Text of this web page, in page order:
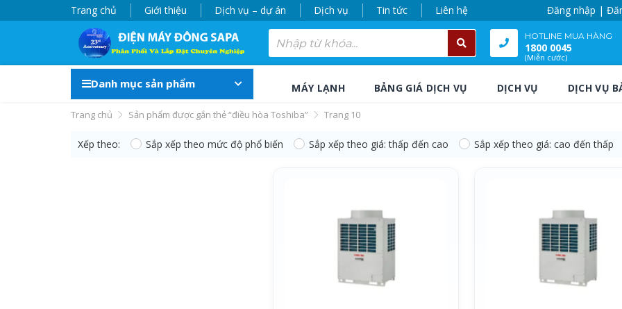
Trang chủ Giới thiệu Dịch vụ – dự án Dịch vụ Tin tức Liên hệ Đăng nhập |
HOTLINE MUA HÀNG
1800 0045
(Miễn cước)
Danh mục sản phẩm MÁY LẠNH BẢNG GIÁ DỊCH VỤ DỊCH VỤ DỊCH VỤ
Trang chủ Sản phẩm được gắn thẻ “điều hòa Toshiba” Trang 10
Xếp theo: Sắp xếp theo mức độ phổ biến Sắp xếp theo giá: thấp đến cao Sắp xếp theo giá: cao đến thấp